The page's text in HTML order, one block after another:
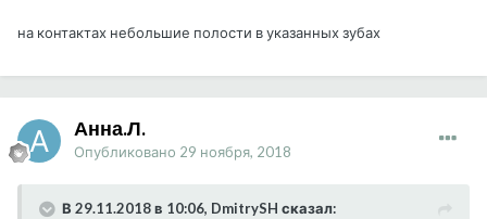
на контактах небольшие полости в указанных зубах
Анна.Л.
Опубликовано 29 ноября, 2018
В 29.11.2018 в 10:06, DmitrySH сказал: